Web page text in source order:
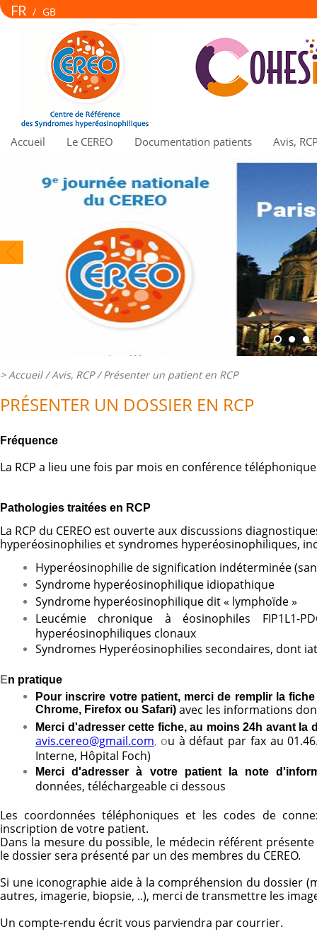
FR / GB
Accueil Le CEREO Documentation patients Avis,
>Accueil/ Avis, RCP /Présenter un patient en RCP
PRÉSENTER UN DOSSIER EN RCP
Fréquence
La RCP a lieu une fois par mois en conférence téléphonique
Pathologies traitées en RCP
La RCP du CEREO est ouverte aux discussions
hyperéosinophilies et syndromes hyperéosinophiliques,
Hyperéosinophilie de signification indéterminée
Syndrome hyperéosinophilique idiopathique
Syndrome hyperéosinophilique dit « lymphoïde »
Leucémie chronique à éosinophiles FIP1L1-
hyperéosinophiliques clonaux
Syndromes Hyperéosinophilies secondaires, dont
En pratique
Pour inscrire votre patient, merci de remplir la
Chrome, Firefox ou Safari) avec les informations
Merci d'adresser cette fiche, au moins 24h avant la
avis.cereo@gmail.com, ou à défaut par fax au
Interne, Hôpital Foch)
Merci d'adresser à votre patient la note
données, téléchargeable ci dessous
Les coordonnées téléphoniques et les codes de
inscription de votre patient.
Dans la mesure du possible, le médecin référent
le dossier sera présenté par un des membres du CEREO.
Si une iconographie aide à la compréhension du dossier
autres, imagerie, biopsie, ..), merci de transmettre les
Un compte-rendu écrit vous parviendra par courrier.